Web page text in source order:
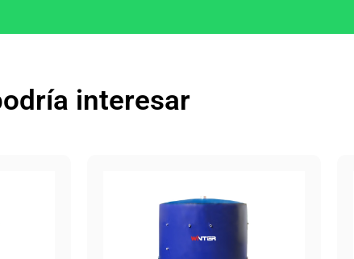
interesar